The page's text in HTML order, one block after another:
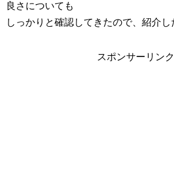
良さについても
しっかりと確認してきたので、紹介し
スポンサーリンク